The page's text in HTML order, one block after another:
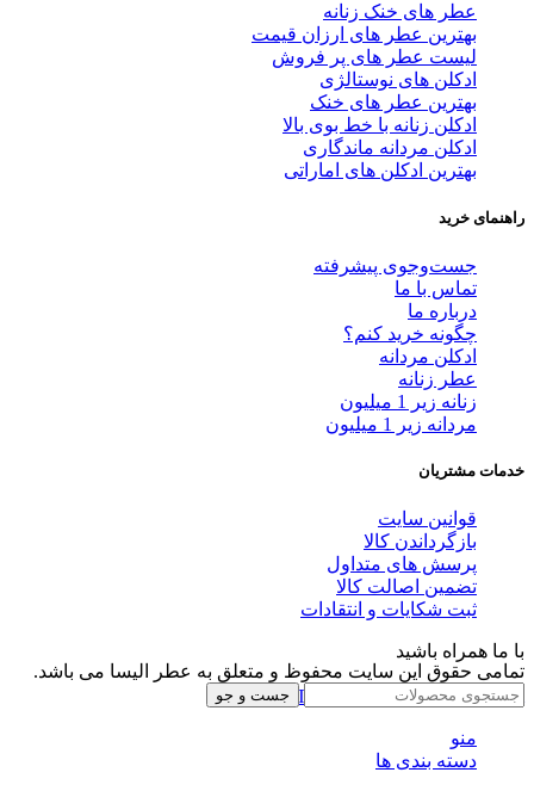
عطر های خنک زنانه
بهترین عطر های ارزان قیمت
لیست عطر های پر فروش
ادکلن های نوستالژی
بهترین عطر های خنک
ادکلن زنانه با خط بوی بالا
ادکلن مردانه ماندگاری
بهترین ادکلن های اماراتی
راهنمای خرید
جست‌وجوی پیشرفته
تماس با ما
درباره ما
چگونه خرید کنم؟
ادکلن مردانه
عطر زنانه
زنانه زیر 1 میلیون
مردانه زیر 1 میلیون
خدمات مشتریان
قوانین سایت
بازگرداندن کالا
پرسش های متداول
تضمین اصالت کالا
ثبت شکایات و انتقادات
با ما همراه باشید
Telegram Whatsapp Instagram
تمامی حقوق این سایت محفوظ و متعلق به عطر الیسا می باشد.
جست و جو
منو
دسته بندی ها